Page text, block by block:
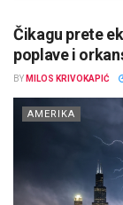
Čikagu prete
poplave i
BY MILOS KRIVOKAPIĆ
AMERIKA